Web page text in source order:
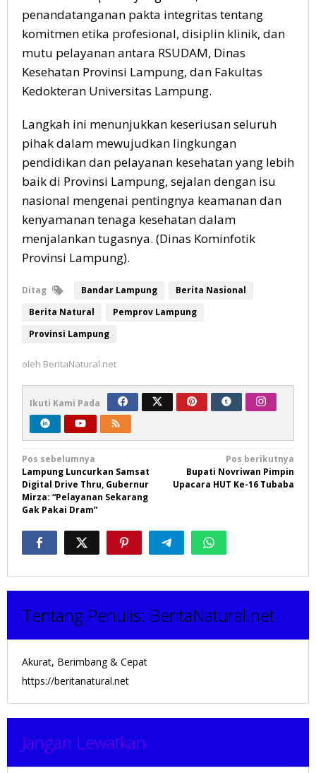
penandatanganan pakta integritas tentang
komitmen etika profesional, disiplin klinik, dan
mutu pelayanan antara RSUDAM, Dinas
Kesehatan Provinsi Lampung, dan Fakultas
Kedokteran Universitas Lampung.
Langkah ini menunjukkan keseriusan seluruh
pihak dalam mewujudkan lingkungan
pendidikan dan pelayanan kesehatan yang lebih
baik di Provinsi Lampung, sejalan dengan isu
nasional mengenai pentingnya keamanan dan
kenyamanan tenaga kesehatan dalam
menjalankan tugasnya. (Dinas Kominfotik
Provinsi Lampung).
Ditag Bandar Lampung
Berita Nasional
Berita Natural
Pemprov Lampung
Provinsi Lampung
oleh BeritaNatural.net
Ikuti Kami Pada
Navigasi
pos
Pos sebelumnya
Lampung Luncurkan Samsat
Digital Drive Thru, Gubernur
Mirza: “Pelayanan Sekarang
Gak Pakai Dram”
Pos berikutnya
Bupati Novriwan Pimpin
Upacara HUT Ke-16 Tubaba
Tentang Penulis: BeritaNatural.net
Akurat, Berimbang & Cepat
https://beritanatural.net
Jangan Lewatkan